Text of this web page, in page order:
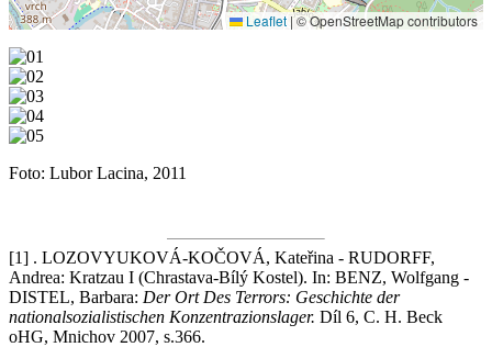
Leaflet |© OpenStreetMap contributors
Foto: Lubor Lacina, 2011
[1] . LOZOVYUKOVÁ-KOČOVÁ, Kateřina - RUDORFF,
Andrea: Kratzau I (Chrastava-Bílý Kostel). In: BENZ, Wolfgang -
DISTEL, Barbara: Der Ort Des Terrors: Geschichte der
nationalsozialistischen Konzentrazionslager. Díl 6, C. H. Beck
oHG, Mnichov 2007, s.366.